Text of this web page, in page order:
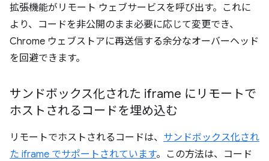
拡張機能がリモート ウェブサービスを呼び出す。これに
より、コードを非公開のまま必要に応じて変更でき、
Chrome ウェブストアに再送信する余分なオーバーヘッド
を回避できます。
サンドボックス化された iframe にリモートで
ホストされるコードを埋め込む
リモートでホストされるコードは、 サンドボックス化され
た iframe でサポートされています。この方法は、コード